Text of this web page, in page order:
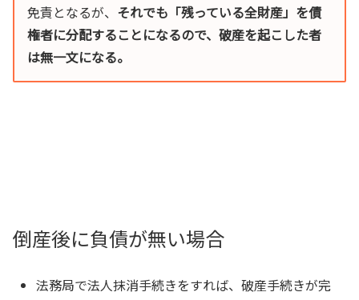
免責となるが、 それでも「残っている全財産」を債
権者に分配することになるので、破産を起こした者
は無一文になる。
倒産後に負債が無い場合
法務局で法人抹消手続きをすれば、破産手続きが完